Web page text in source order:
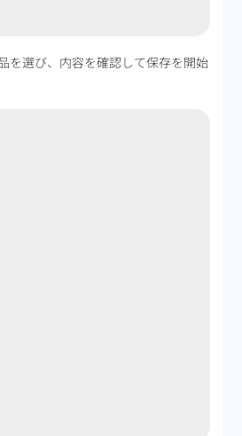
を選び、内容を確認して保存を開始